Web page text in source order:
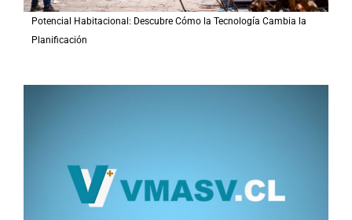
Potencial Habitacional: Descubre Cómo la Tecnología Cambia la
Planificación